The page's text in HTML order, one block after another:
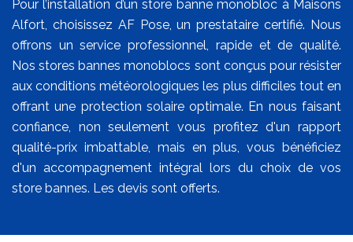
Pour l’installation d’un store banne monobloc à Maisons
Alfort, choisissez AF Pose, un prestataire certifié. Nous
offrons un service professionnel, rapide et de qualité.
Nos stores bannes monoblocs sont conçus pour résister
aux conditions météorologiques les plus difficiles tout en
offrant une protection solaire optimale. En nous faisant
confiance, non seulement vous profitez d'un rapport
qualité-prix imbattable, mais en plus, vous bénéficiez
d'un accompagnement intégral lors du choix de vos
store bannes. Les devis sont offerts.